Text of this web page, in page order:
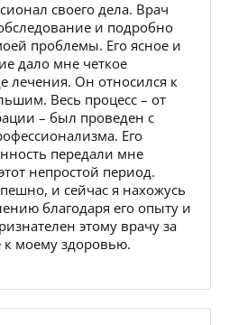
своего дела. Врач
и подробно
проблемы. Его ясное и
дало мне четкое
лечения. Он относился к
Весь процесс – от
– был проведен с
Его
передали мне
непростой период.
и сейчас я нахожусь
благодаря его опыту и
этому врачу за
к моему здоровью.